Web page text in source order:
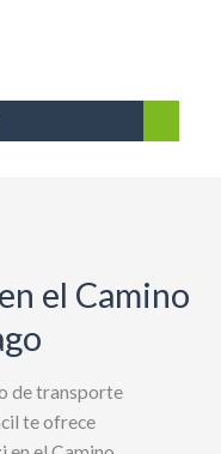
el Camino
de transporte
te ofrece